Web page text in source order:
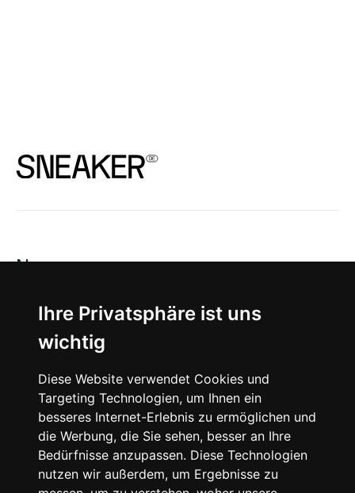
Ihre Privatsphäre ist uns
wichtig
Diese Website verwendet Cookies und
Targeting Technologien, um Ihnen ein
besseres Internet-Erlebnis zu ermöglichen und
die Werbung, die Sie sehen, besser an Ihre
Bedürfnisse anzupassen. Diese Technologien
nutzen wir außerdem, um Ergebnisse zu
News
About
Instagram
Facebook